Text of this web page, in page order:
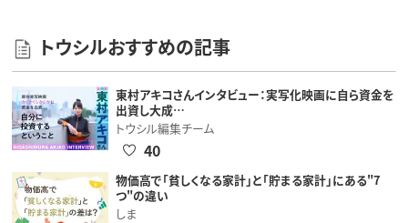
トウシルおすすめの記事
東村アキコさんインタビュー：実写化映画に自ら資金を
出資し大成…
トウシル編集チーム
40
物価高で「貧しくなる家計」と「貯まる家計」にある"7
つ"の違い
しま